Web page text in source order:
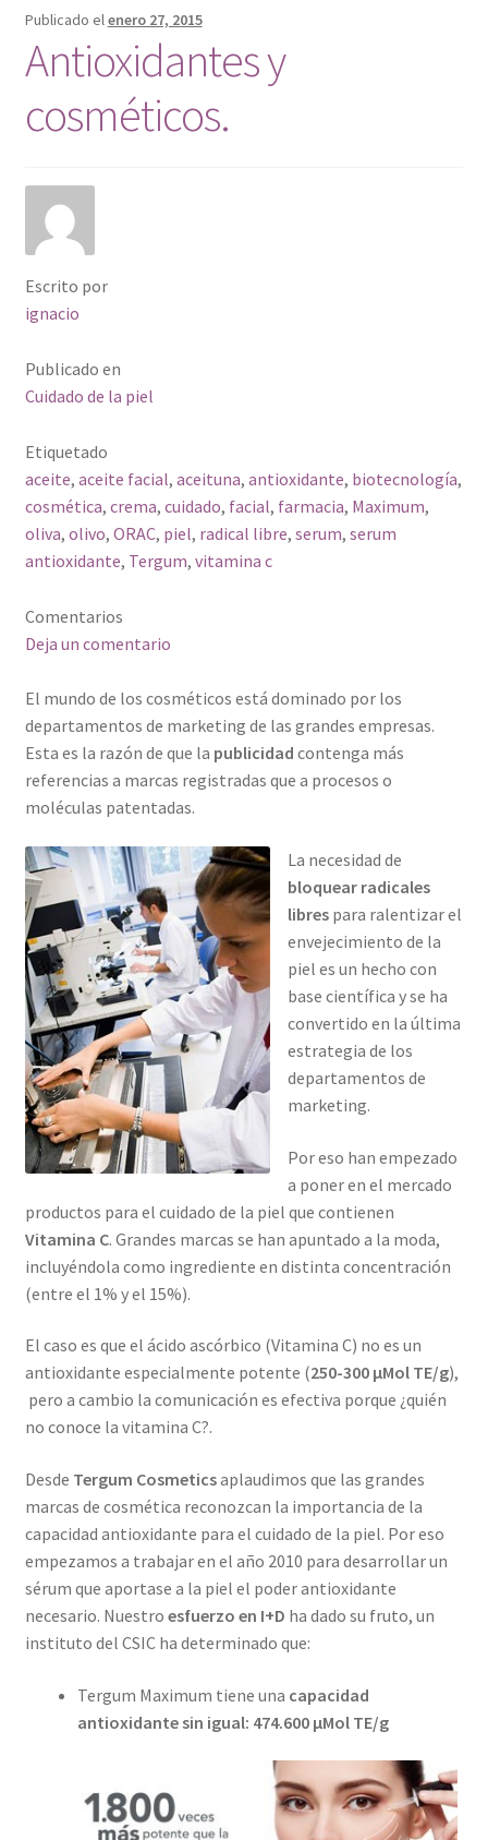
Publicado elenero 27, 2015
Antioxidantes y
cosméticos.
Escrito por
ignacio
Publicado en
Cuidado de la piel
Etiquetado
aceite, aceite facial, aceituna, antioxidante, biotecnología,
cosmética, crema, cuidado, facial, farmacia, Maximum,
oliva, olivo, ORAC, piel, radical libre, serum, serum
antioxidante, Tergum, vitamina c
Comentarios
Deja un comentario
El mundo de los cosméticos está dominado por los
departamentos de marketing de las grandes empresas.
Esta es la razón de que la publicidad contenga más
referencias a marcas registradas que a procesos o
moléculas patentadas.
La necesidad de
bloquear radicales
librespara ralentizar el
envejecimiento de la
piel es un hecho con
base científica y se ha
convertido en la última
estrategia de los
departamentos de
marketing.
Por eso han empezado
a poner en el mercado
productos para el cuidado de la piel que contienen
Vitamina C. Grandes marcas se han apuntado a la moda,
incluyéndola como ingrediente en distinta concentración
(entre el 1% y el 15%).
El caso es que el ácido ascórbico (Vitamina C) no es un
antioxidante especialmente potente (250-300 μMol TE/g),
pero a cambio la comunicación es efectiva porque ¿quién
no conoce la vitamina C?.
Desde Tergum Cosmeticsaplaudimos que las grandes
marcas de cosmética reconozcan la importancia de la
capacidad antioxidante para el cuidado de la piel. Por eso
empezamos a trabajar en el año 2010 para desarrollar un
sérum que aportase a la piel el poder antioxidante
necesario. Nuestro esfuerzo en I+D ha dado su fruto, un
instituto del CSIC ha determinado que:
Tergum Maximum tiene una capacidad
antioxidante sin igual: 474.600 μMol TE/g